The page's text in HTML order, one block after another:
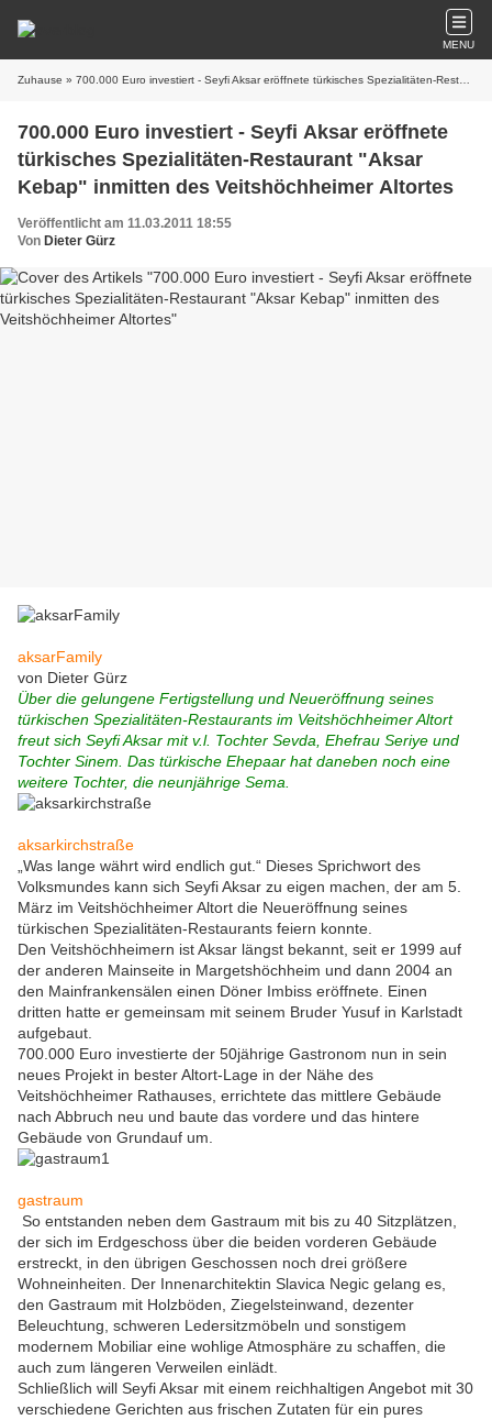
MENU
Zuhause » 700.000 Euro investiert - Seyfi Aksar eröffnete türkisches Spezialitäten-Restaurant "Aksar Kebap" inmitten des Veitshöchheimer Altortes
700.000 Euro investiert - Seyfi Aksar eröffnete
türkisches Spezialitäten-Restaurant "Aksar
Kebap" inmitten des Veitshöchheimer Altortes
Veröffentlicht am 11.03.2011 18:55
Von Dieter Gürz
aksarFamily
von Dieter Gürz
Über die gelungene Fertigstellung und Neueröffnung seines
türkischen Spezialitäten-Restaurants im Veitshöchheimer Altort
freut sich Seyfi Aksar mit v.l. Tochter Sevda, Ehefrau Seriye und
Tochter Sinem. Das türkische Ehepaar hat daneben noch eine
weitere Tochter, die neunjährige Sema.
aksarkirchstraße
„Was lange währt wird endlich gut.“ Dieses Sprichwort des
Volksmundes kann sich Seyfi Aksar zu eigen machen, der am 5.
März im Veitshöchheimer Altort die Neueröffnung seines
türkischen Spezialitäten-Restaurants feiern konnte.
Den Veitshöchheimern ist Aksar längst bekannt, seit er 1999 auf
der anderen Mainseite in Margetshöchheim und dann 2004 an
den Mainfrankensälen einen Döner Imbiss eröffnete. Einen
dritten hatte er gemeinsam mit seinem Bruder Yusuf in Karlstadt
aufgebaut.
700.000 Euro investierte der 50jährige Gastronom nun in sein
neues Projekt in bester Altort-Lage in der Nähe des
Veitshöchheimer Rathauses, errichtete das mittlere Gebäude
nach Abbruch neu und baute das vordere und das hintere
Gebäude von Grundauf um.
gastraum
So entstanden neben dem Gastraum mit bis zu 40 Sitzplätzen,
der sich im Erdgeschoss über die beiden vorderen Gebäude
erstreckt, in den übrigen Geschossen noch drei größere
Wohneinheiten. Der Innenarchitektin Slavica Negic gelang es,
den Gastraum mit Holzböden, Ziegelsteinwand, dezenter
Beleuchtung, schweren Ledersitzmöbeln und sonstigem
modernem Mobiliar eine wohlige Atmosphäre zu schaffen, die
auch zum längeren Verweilen einlädt.
Schließlich will Seyfi Aksar mit einem reichhaltigen Angebot mit 30
verschiedene Gerichten aus frischen Zutaten für ein pures